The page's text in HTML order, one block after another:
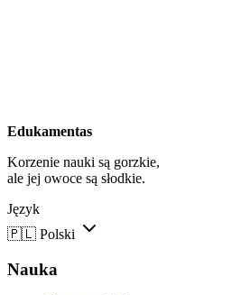
Edukamentas
Korzenie nauki są gorzkie,
ale jej owoce są słodkie.
Język
🇵🇱 Polski
Nauka